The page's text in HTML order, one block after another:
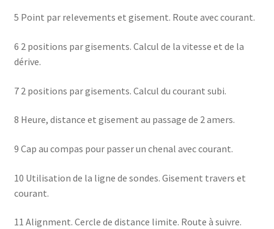
5 Point par relevements et gisement. Route avec courant.
6 2 positions par gisements. Calcul de la vitesse et de la
dérive.
7 2 positions par gisements. Calcul du courant subi.
8 Heure, distance et gisement au passage de 2 amers.
9 Cap au compas pour passer un chenal avec courant.
10 Utilisation de la ligne de sondes. Gisement travers et
courant.
11 Alignment. Cercle de distance limite. Route à suivre.